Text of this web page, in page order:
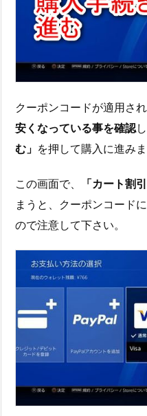
クーポンコードが適用さ
安くなっている事を確認
む」 を押して購入に進みま
この画面で、 「カート割
まうと、クーポンコード
ので注意して下さい。